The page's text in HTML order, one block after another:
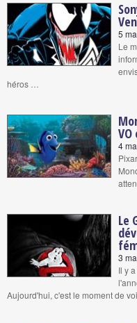
5
Le
héros …
4
Le
3
Il y
Aujourd'hui, c'est le moment de